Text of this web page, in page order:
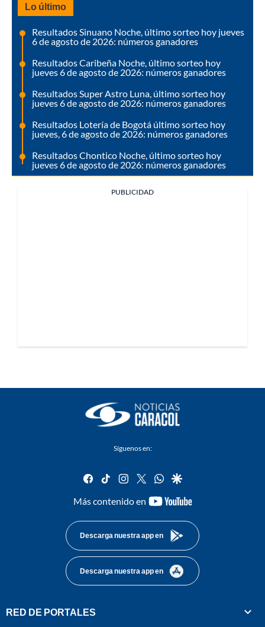
Lo último
Resultados Sinuano Noche, último sorteo hoy jueves
6 de agosto de 2026: números ganadores
Resultados Caribeña Noche, último sorteo hoy
jueves 6 de agosto de 2026: números ganadores
Resultados Super Astro Luna, último sorteo hoy
jueves 6 de agosto de 2026: números ganadores
Resultados Lotería de Bogotá último sorteo hoy
jueves, 6 de agosto de 2026: números ganadores
Resultados Chontico Noche, último sorteo hoy
jueves 6 de agosto de 2026: números ganadores
PUBLICIDAD
Síguenos en:
facebook
tiktok instagram
twitterwhatsapp
google
Más contenido en
youtube-
Descarga nuestra app en
Descarga nuestra app en
RED DE PORTALES